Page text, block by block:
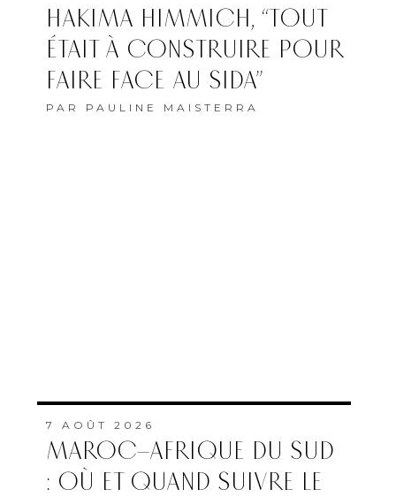
HAKIMA HIMMICH, “TOUT
ÉTAIT À CONSTRUIRE POUR
FAIRE FACE AU SIDA”
PAR PAULINE MAISTERRA
7 AOÛT 2026
MAROC–AFRIQUE DU SUD
: OÙ ET QUAND SUIVRE LE